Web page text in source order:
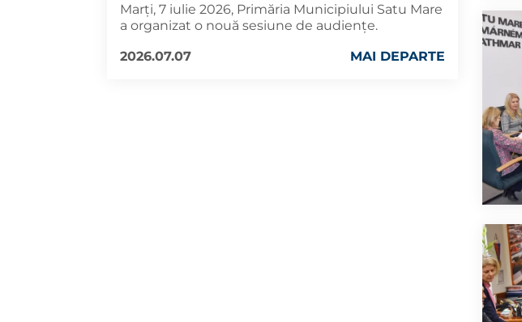
Marți, 7 iulie 2026, Primăria Municipiului Satu Mare
a organizat o nouă sesiune de audiențe.
2026.07.07
MAI DEPARTE